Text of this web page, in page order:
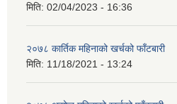
मिति: 02/04/2023 - 16:36
२०७८ कार्तिक महिनाको खर्चको फाँटबारी
मिति: 11/18/2021 - 13:24